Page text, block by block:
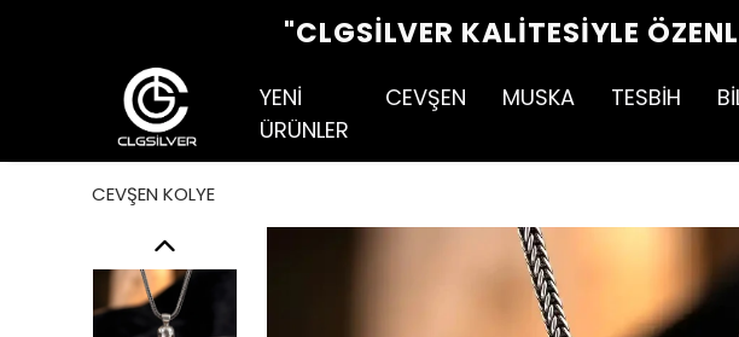
"CLGSILVER KALITESIYLE
YENİ
ÜRÜNLER
CEVŞEN MUSKA TESBİH
CEVŞEN KOLYE